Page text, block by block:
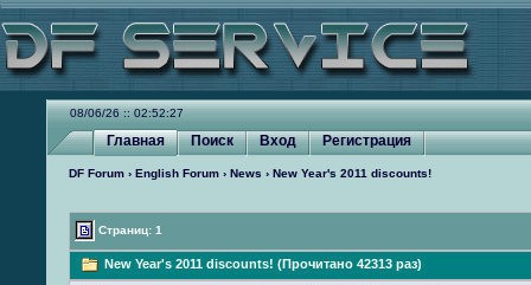
08/06/26 :: 02:52:27
Главная Поиск Вход Регистрация
DF Forum ›English Forum ›News › New Year's 2011 discounts!
Страниц: 1
New Year's 2011 discounts! (Прочитано 42313 раз)